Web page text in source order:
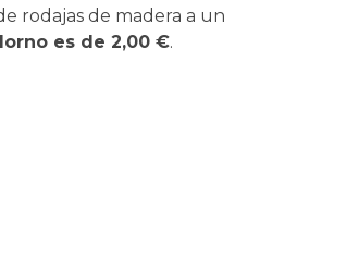
rodajas de madera a un
es de 2,00 €.